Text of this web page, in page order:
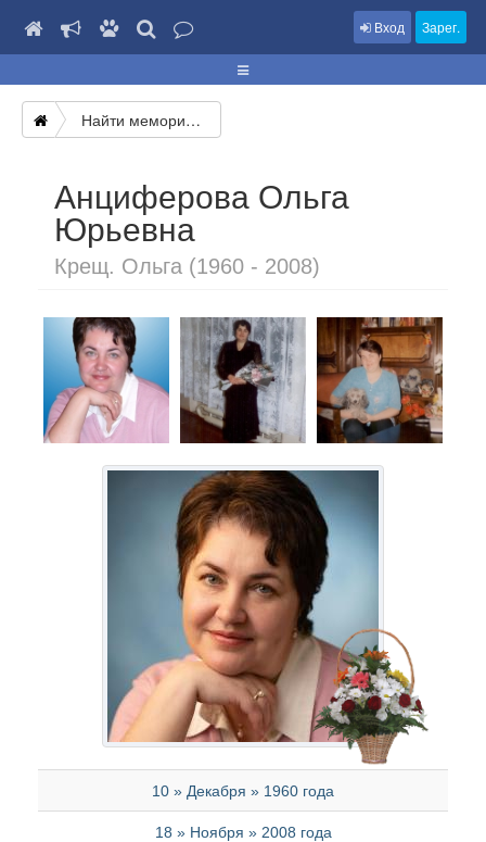
Вход Зарег.
Найти мемориал
Анциферова Ольга
Юрьевна
Крещ. Ольга (1960 - 2008)
10 » Декабря » 1960 года
18 » Ноября » 2008 года